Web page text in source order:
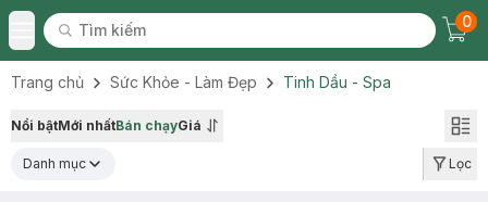
Toggle Menu
Tìm kiếm
Tìm kiếm
0
Trang chủ Sức Khỏe - Làm Đẹp Tinh Dầu - Spa
Nổi bậtMới nhấtBán chạyGiá
Danh mục Lọc